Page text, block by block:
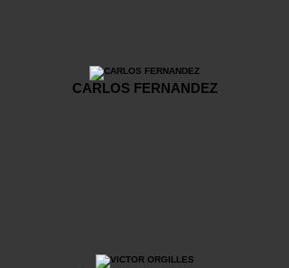
CARLOS FERNANDEZ